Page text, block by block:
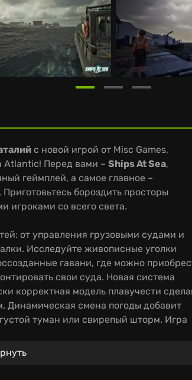
с новой игрой от Misc Games,
Atlantic! Перед вами – Ships At Sea,
геймплей, а самое главное –
бороздить просторы
игроками со всего света.
от управления грузовыми судами и
Исследуйте живописные уголки
гавани, где можно
свои суда. Новая система
корректная модель плавучести
Динамическая смена погоды добавит
туман или свирепый шторм. Игра
или займитесь промыслом рыбы,